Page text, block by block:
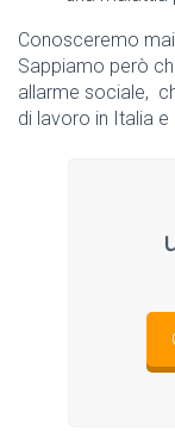
Conosceremo
Sappiamo però
allarme sociale,
di lavoro in Italia e